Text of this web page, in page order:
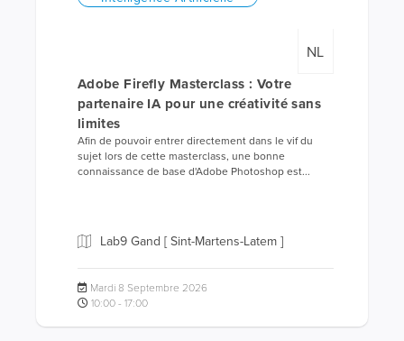
NL
Adobe Firefly Masterclass : Votre
partenaire IA pour une créativité sans
limites
Afin de pouvoir entrer directement dans le vif du
sujet lors de cette masterclass, une bonne
connaissance de base d'Adobe Photoshop est...
Lab9 Gand [ Sint-Martens-Latem ]
Mardi 8 Septembre 2026
10:00 - 17:00